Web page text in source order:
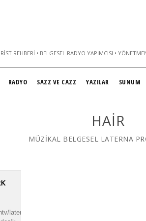
REHBERI • BELGESEL RADYO YAPIMCISI •
RADYO SAZZ VE CAZZ YAZILAR SUNUM
HAIR
MÜZİKAL BELGESEL LATERNA
laterna/newyork/newyork.mp3|titles=